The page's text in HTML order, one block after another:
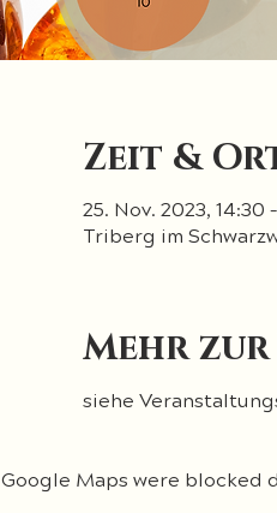
Zeit &
25. Nov. 2023, 14:30
Triberg im
Mehr
siehe
Google Maps were blocked